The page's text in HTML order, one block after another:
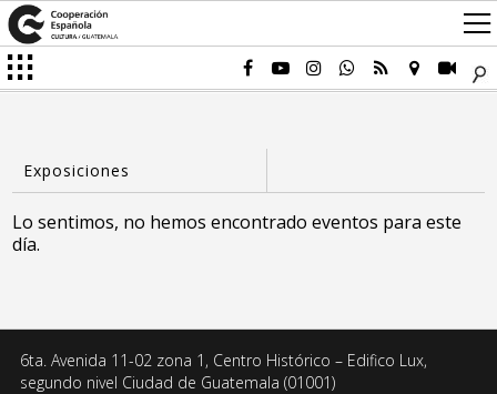
Lo sentimos, no hemos encontrado eventos para este
día.
6ta. Avenida 11-02 zona 1, Centro Histórico – Edifico Lux,
segundo nivel Ciudad de Guatemala (01001)